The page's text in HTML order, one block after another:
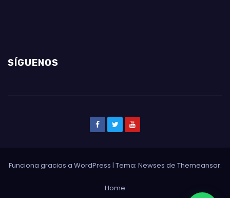
SÍGUENOS
Funciona gracias a WordPress | Tema: Newses de Themeansar.
Home